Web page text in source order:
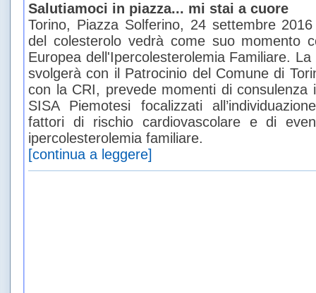
Salutiamoci in piazza... mi stai a cuore
Torino, Piazza Solferino, 24 settembre
del colesterolo vedrà come suo momento
Europea dell'Ipercolesterolemia Familiare.
svolgerà con il Patrocinio del Comune di
con la CRI, prevede momenti di consulenza
SISA Piemotesi focalizzati
fattori di rischio cardiovascolare e di
ipercolesterolemia familiare.
[continua a leggere]